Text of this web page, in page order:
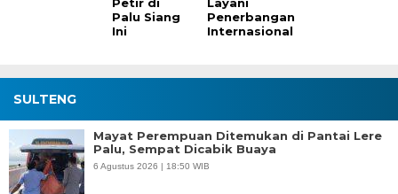
Palu Siang
Ini
Penerbangan
Internasional
SULTENG
Mayat Perempuan Ditemukan di Pantai Lere
Palu, Sempat Dicabik Buaya
6 Agustus 2026 | 18:50 WIB